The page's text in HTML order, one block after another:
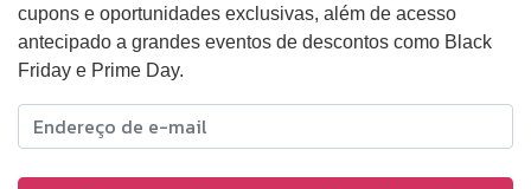
cupons e oportunidades exclusivas, além de acesso
antecipado a grandes eventos de descontos como Black
Friday e Prime Day.